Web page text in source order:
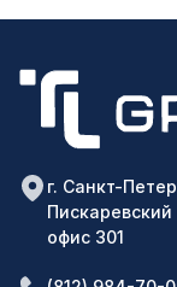
г. Санкт-
Пискаревский
офис 301